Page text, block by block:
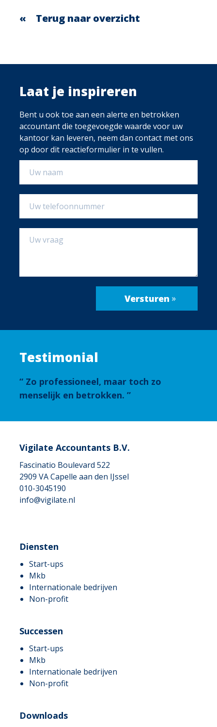
Terug naar overzicht
Laat je inspireren
Bent u ook toe aan een alerte en betrokken
accountant die toegevoegde waarde voor uw
kantoor kan leveren, neem dan contact met ons
op door dit reactieformulier in te vullen.
Testimonial
Zo professioneel, maar toch zo
menselijk en betrokken.
Vigilate Accountants B.V.
Fascinatio Boulevard 522
2909 VACapelle aan den IJssel
010-3045190
info@vigilate.nl
Diensten
Start-ups
Mkb
Internationale bedrijven
Non-profit
Successen
Start-ups
Mkb
Internationale bedrijven
Non-profit
Downloads